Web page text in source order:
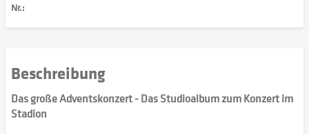
Nr.:
Beschreibung
Das große Adventskonzert - Das Studioalbum zum Konzert im
Stadion